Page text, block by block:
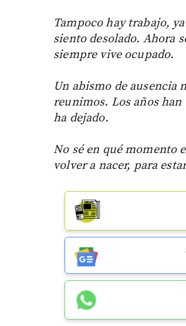
Tampoco hay trabajo,
siento desolado. Ahora
siempre vive ocupado.
Un abismo de ausencia
reunimos. Los años han
ha dejado.
No sé en qué momento
volver a nacer, para